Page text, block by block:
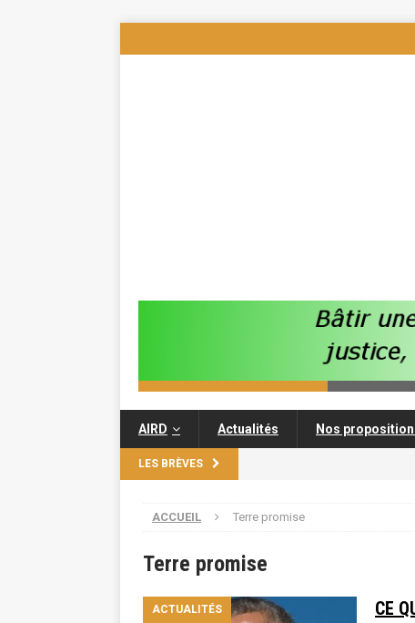
AIRD Actualités Nos
LES BRÈVES
ACCUEIL Terre promise
Terre promise
ACTUALITÉS CE